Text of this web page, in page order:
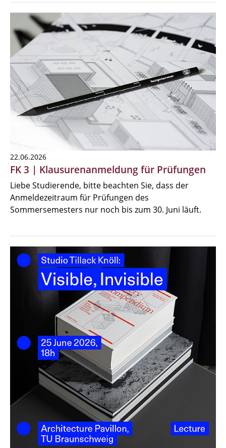
22.06.2026
FK 3 | Klausurenanmeldung für Prüfungen
Liebe Studierende, bitte beachten Sie, dass der
Anmeldezeitraum für Prüfungen des
Sommersemesters nur noch bis zum 30. Juni läuft.